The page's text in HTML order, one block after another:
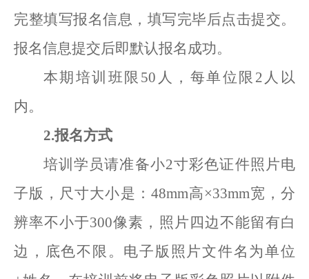
完整填写报名信息，填写完毕后点击提交。
报名信息提交后即默认报名成功。
本期培训班限 50人，每单位限2人以
内。
2.报名方式
培训 学员请准备小2寸彩色证件照片电
子版，尺寸大小是：48mm高×33mm宽，分
辨率不小于300像素，照片四边不能留有白
边 ，底色不限。电子版照片文件名为单位